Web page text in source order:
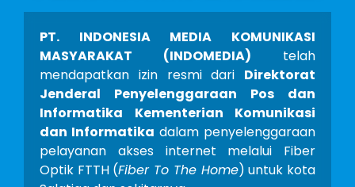
PT. INDONESIA MEDIA KOMUNIKASI
MASYARAKAT (INDOMEDIA) telah
mendapatkan izin resmi dari Direktorat
Jenderal Penyelenggaraan Pos dan
Informatika Kementerian Komunikasi
dan Informatika dalam penyelenggaraan
pelayanan akses internet melalui Fiber
Optik FTTH (Fiber To The Home) untuk kota